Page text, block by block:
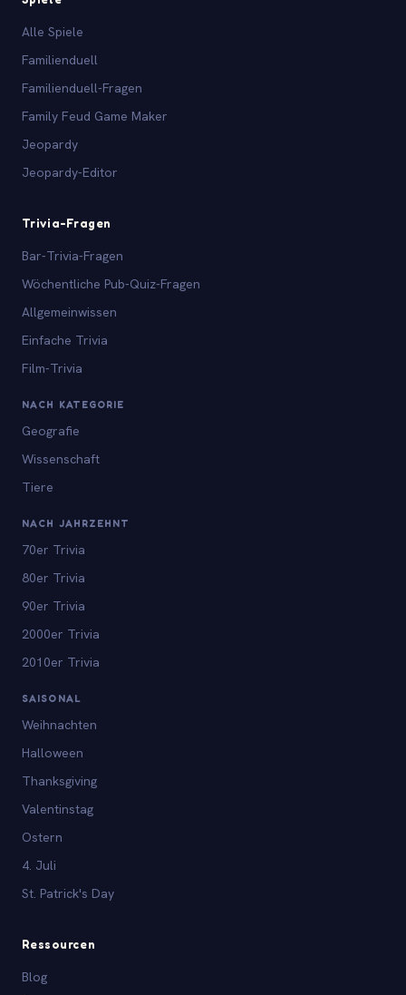
Alle Spiele
Familienduell
Familienduell-Fragen
Family Feud Game Maker
Jeopardy
Jeopardy-Editor
Trivia-Fragen
Bar-Trivia-Fragen
Wöchentliche Pub-Quiz-Fragen
Allgemeinwissen
Einfache Trivia
Film-Trivia
NACH KATEGORIE
Geografie
Wissenschaft
Tiere
NACH JAHRZEHNT
70er Trivia
80er Trivia
90er Trivia
2000er Trivia
2010er Trivia
SAISONAL
Weihnachten
Halloween
Thanksgiving
Valentinstag
Ostern
4. Juli
St. Patrick's Day
Ressourcen
Blog